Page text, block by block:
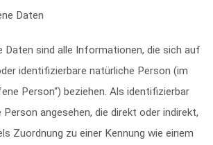
Daten
Daten sind alle Informationen, die sich auf
identifizierbare natürliche Person (im
Person“) beziehen. Als identifizierbar
angesehen, die direkt oder indirekt,
Zuordnung zu einer Kennung wie einem